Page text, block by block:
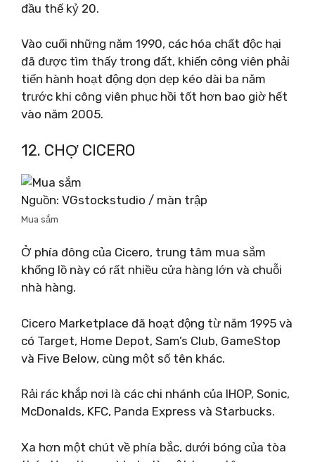
đầu thế kỷ 20.
Vào cuối những năm 1990, các hóa chất độc hại
đã được tìm thấy trong đất, khiến công viên phải
tiến hành hoạt động dọn dẹp kéo dài ba năm
trước khi công viên phục hồi tốt hơn bao giờ hết
vào năm 2005.
12. CHỢ CICERO
Nguồn: VGstockstudio / màn trập
Mua sắm
Ở phía đông của Cicero, trung tâm mua sắm
khổng lồ này có rất nhiều cửa hàng lớn và chuỗi
nhà hàng.
Cicero Marketplace đã hoạt động từ năm 1995 và
có Target, Home Depot, Sam’s Club, GameStop
và Five Below, cùng một số tên khác.
Rải rác khắp nơi là các chi nhánh của IHOP, Sonic,
McDonalds, KFC, Panda Express và Starbucks.
Xa hơn một chút về phía bắc, dưới bóng của tòa